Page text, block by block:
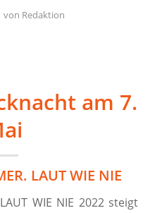
von Redaktion
am 7.
LAUT WIE NIE
WIE NIE 2022 steigt